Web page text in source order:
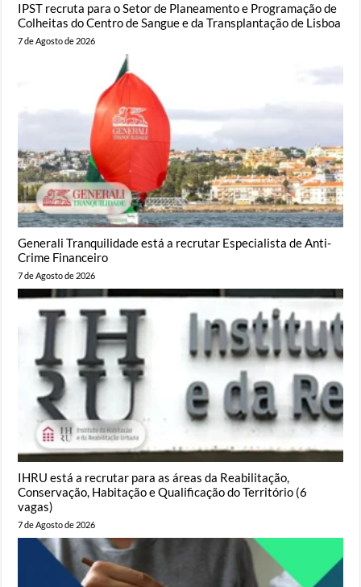
IPST recruta para o Setor de Planeamento e Programação de
Colheitas do Centro de Sangue e da Transplantação de Lisboa
7 de Agosto de 2026
Generali Tranquilidade está a recrutar Especialista de Anti-
Crime Financeiro
7 de Agosto de 2026
IHRU está a recrutar para as áreas da Reabilitação,
Conservação, Habitação e Qualificação do Território (6
vagas)
7 de Agosto de 2026